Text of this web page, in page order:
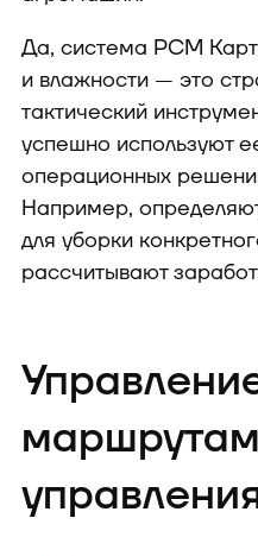
Да, система РСМ
и влажности — это
тактический
успешно используют
операционных
Например,
для уборки
рассчитывают